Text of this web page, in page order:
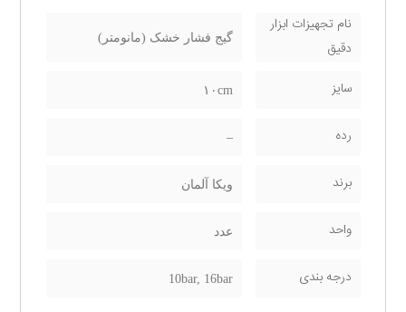
نام تجهیزات ابزار
دقیق
گیج فشار خشک (مانومتر)
سایز ۱۰cm
رده –
برند ویکا آلمان
واحد عدد
درجه بندی 10bar, 16bar